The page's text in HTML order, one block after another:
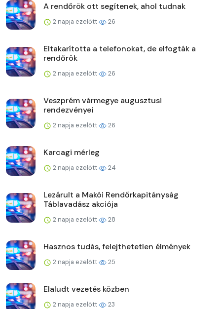
A rendőrök ott segítenek, ahol tudnak
2 napja ezelőtt 26
Eltakarította a telefonokat, de elfogták a
rendőrök
2 napja ezelőtt 26
Veszprém vármegye augusztusi
rendezvényei
2 napja ezelőtt 26
Karcagi mérleg
2 napja ezelőtt 24
Lezárult a Makói Rendőrkapitányság
Táblavadász akciója
2 napja ezelőtt 28
Hasznos tudás, felejthetetlen élmények
2 napja ezelőtt 25
Elaludt vezetés közben
2 napja ezelőtt 23